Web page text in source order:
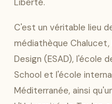
C'est un véritable lieu
médiathèque
Design (ESAD), l'école
School et l'école
Méditerranée, ainsi